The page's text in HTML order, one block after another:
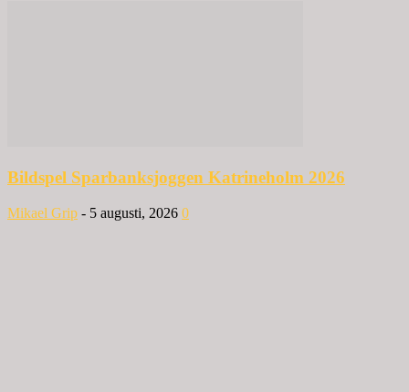
Bildspel Sparbanksjoggen Katrineholm 2026
Mikael Grip - 5 augusti, 2026 0